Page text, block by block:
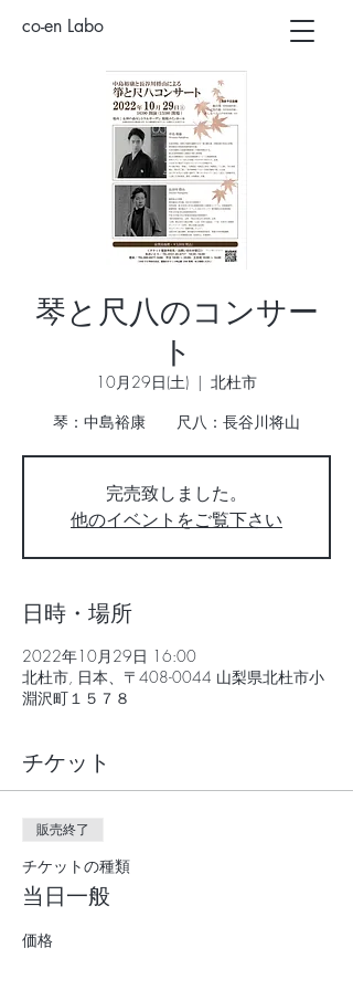
co-en Labo
琴と尺八のコンサー
ト
10月29日(土)
  |
北杜市
琴：中島裕康 尺八：長谷川将山
完売致しました。
他のイベントをご覧下さい
日時・場所
2022年10月29日 16:00
北杜市, 日本、〒408-0044 山梨県北杜市小
淵沢町１５７８
チケット
販売終了
チケットの種類
当日一般
価格